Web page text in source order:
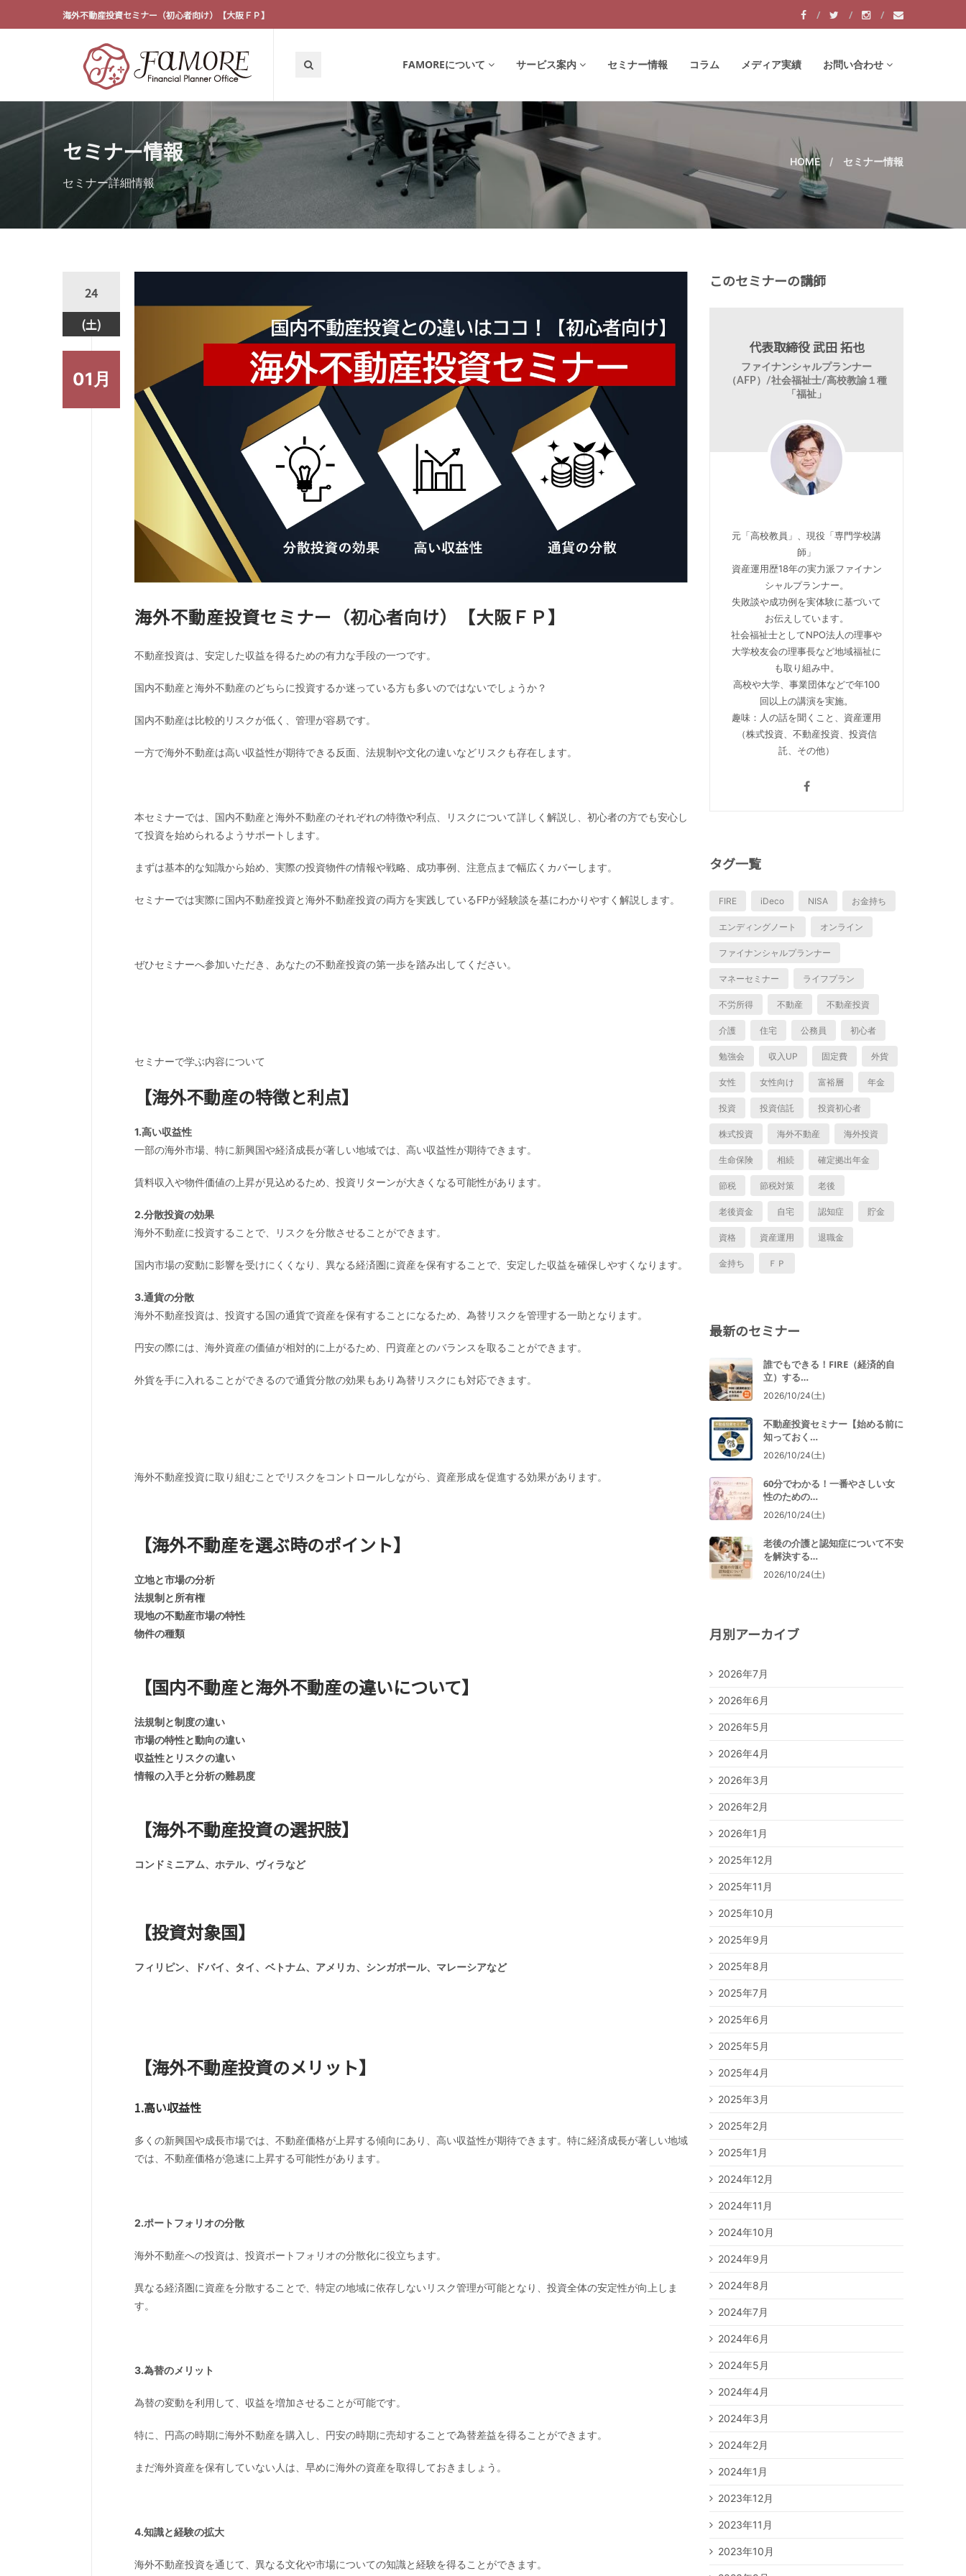
海外不動産投資セミナー（初心者向け）【大阪ＦＰ】
FAMOREについて サービス案内 セミナー情報 コラム メディア実績 お問い合わせ
セミナー情報
セミナー詳細情報
HOME セミナー情報
24
(土)
01月
海外不動産投資セミナー（初心者向け）【大阪ＦＰ】
不動産投資は、安定した収益を得るための有力な手段の一つです。
国内不動産と海外不動産のどちらに投資するか迷っている方も多いのではないでしょうか？
国内不動産は比較的リスクが低く、管理が容易です。
一方で海外不動産は高い収益性が期待できる反面、法規制や文化の違いなどリスクも存在します。
本セミナーでは、国内不動産と海外不動産のそれぞれの特徴や利点、リスクについて詳しく解説し、初心者の方でも安心し
て投資を始められるようサポートします。
まずは基本的な知識から始め、実際の投資物件の情報や戦略、成功事例、注意点まで幅広くカバーします。
セミナーでは実際に国内不動産投資と海外不動産投資の両方を実践しているFPが経験談を基にわかりやすく解説します。
ぜひセミナーへ参加いただき、あなたの不動産投資の第一歩を踏み出してください。
セミナーで学ぶ内容について
【海外不動産の特徴と利点】
1.高い収益性
一部の海外市場、特に新興国や経済成長が著しい地域では、高い収益性が期待できます。
賃料収入や物件価値の上昇が見込めるため、投資リターンが大きくなる可能性があります。
2.分散投資の効果
海外不動産に投資することで、リスクを分散させることができます。
国内市場の変動に影響を受けにくくなり、異なる経済圏に資産を保有することで、安定した収益を確保しやすくなります。
3.通貨の分散
海外不動産投資は、投資する国の通貨で資産を保有することになるため、為替リスクを管理する一助となります。
円安の際には、海外資産の価値が相対的に上がるため、円資産とのバランスを取ることができます。
外貨を手に入れることができるので通貨分散の効果もあり為替リスクにも対応できます。
海外不動産投資に取り組むことでリスクをコントロールしながら、資産形成を促進する効果があります。
【海外不動産を選ぶ時のポイント】
立地と市場の分析
法規制と所有権
現地の不動産市場の特性
物件の種類
【国内不動産と海外不動産の違いについて】
法規制と制度の違い
市場の特性と動向の違い
収益性とリスクの違い
情報の入手と分析の難易度
【海外不動産投資の選択肢】
コンドミニアム、ホテル、ヴィラなど
【投資対象国】
フィリピン、ドバイ、タイ、ベトナム、アメリカ、シンガポール、マレーシアなど
【海外不動産投資のメリット】
1.高い収益性
多くの新興国や成長市場では、不動産価格が上昇する傾向にあり、高い収益性が期待できます。特に経済成長が著しい地域
では、不動産価格が急速に上昇する可能性があります。
2.ポートフォリオの分散
海外不動産への投資は、投資ポートフォリオの分散化に役立ちます。
異なる経済圏に資産を分散することで、特定の地域に依存しないリスク管理が可能となり、投資全体の安定性が向上しま
す。
3.為替のメリット
為替の変動を利用して、収益を増加させることが可能です。
特に、円高の時期に海外不動産を購入し、円安の時期に売却することで為替差益を得ることができます。
まだ海外資産を保有していない人は、早めに海外の資産を取得しておきましょう。
4.知識と経験の拡大
海外不動産投資を通じて、異なる文化や市場についての知識と経験を得ることができます。
このセミナーの講師
代表取締役 武田 拓也
ファイナンシャルプランナー
（AFP）/社会福祉士/高校教諭１種
「福祉」
元「高校教員」、現役「専門学校講
師」
資産運用歴18年の実力派ファイナン
シャルプランナー。
失敗談や成功例を実体験に基づいて
お伝えしています。
社会福祉士としてNPO法人の理事や
大学校友会の理事長など地域福祉に
も取り組み中。
高校や大学、事業団体などで年100
回以上の講演を実施。
趣味：人の話を聞くこと、資産運用
（株式投資、不動産投資、投資信
託、その他）
タグ一覧
FIRE iDeco NISA お金持ち
エンディングノート オンライン
ファイナンシャルプランナー
マネーセミナー ライフプラン
不労所得 不動産 不動産投資
介護 住宅 公務員 初心者
勉強会 収入UP 固定費 外貨
女性 女性向け 富裕層 年金
投資 投資信託 投資初心者
株式投資 海外不動産 海外投資
生命保険 相続 確定拠出年金
節税 節税対策 老後
老後資金 自宅 認知症 貯金
資格 資産運用 退職金
金持ち ＦＰ
最新のセミナー
誰でもできる！FIRE（経済的自
立）する…
2026/10/24(土)
不動産投資セミナー【始める前に
知っておく…
2026/10/24(土)
60分でわかる！一番やさしい女
性のための…
2026/10/24(土)
老後の介護と認知症について不安
を解決する…
2026/10/24(土)
月別アーカイブ
2026年7月
2026年6月
2026年5月
2026年4月
2026年3月
2026年2月
2026年1月
2025年12月
2025年11月
2025年10月
2025年9月
2025年8月
2025年7月
2025年6月
2025年5月
2025年4月
2025年3月
2025年2月
2025年1月
2024年12月
2024年11月
2024年10月
2024年9月
2024年8月
2024年7月
2024年6月
2024年5月
2024年4月
2024年3月
2024年2月
2024年1月
2023年12月
2023年11月
2023年10月